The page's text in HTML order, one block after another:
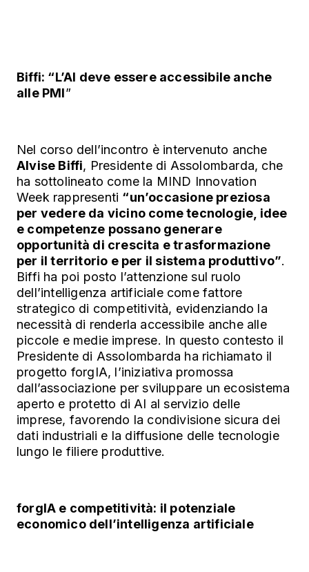
Biffi: “L’AI deve essere accessibile anche
alle PMI”
Nel corso dell’incontro è intervenuto anche
Alvise Biffi, Presidente di Assolombarda, che
ha sottolineato come la MIND Innovation
Week rappresenti “un’occasione preziosa
per vedere da vicino come tecnologie, idee
e competenze possano generare
opportunità di crescita e trasformazione
per il territorio e per il sistema produttivo”.
Biffi ha poi posto l’attenzione sul ruolo
dell’intelligenza artificiale come fattore
strategico di competitività, evidenziando la
necessità di renderla accessibile anche alle
piccole e medie imprese. In questo contesto il
Presidente di Assolombarda ha richiamato il
progetto forgIA, l’iniziativa promossa
dall’associazione per sviluppare un ecosistema
aperto e protetto di AI al servizio delle
imprese, favorendo la condivisione sicura dei
dati industriali e la diffusione delle tecnologie
lungo le filiere produttive.
forgIA e competitività: il potenziale
economico dell’intelligenza artificiale